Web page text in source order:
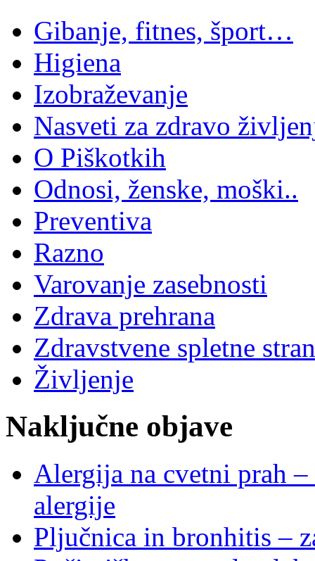
Gibanje, fitnes, šport…
Higiena
Izobraževanje
Nasveti za zdravo
O Piškotkih
Odnosi, ženske, moški..
Preventiva
Razno
Varovanje zasebnosti
Zdrava prehrana
Zdravstvene spletne
Življenje
Naključne objave
Alergija na cvetni prah
alergije
Pljučnica in bronhitis –